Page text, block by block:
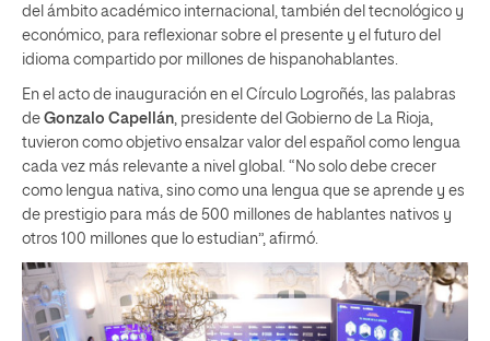
del ámbito académico internacional, también del tecnológico y
económico, para reflexionar sobre el presente y el futuro del
idioma compartido por millones de hispanohablantes.
En el acto de inauguración en el Círculo Logroñés, las palabras
de Gonzalo Capellán , presidente del Gobierno de La Rioja,
tuvieron como objetivo ensalzar valor del español como lengua
cada vez más relevante a nivel global. “No solo debe crecer
como lengua nativa, sino como una lengua que se aprende y es
de prestigio para más de 500 millones de hablantes nativos y
otros 100 millones que lo estudian”, afirmó.